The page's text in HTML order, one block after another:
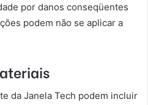
por danos conseqüentes
podem não se aplicar a
da Janela Tech podem incluir